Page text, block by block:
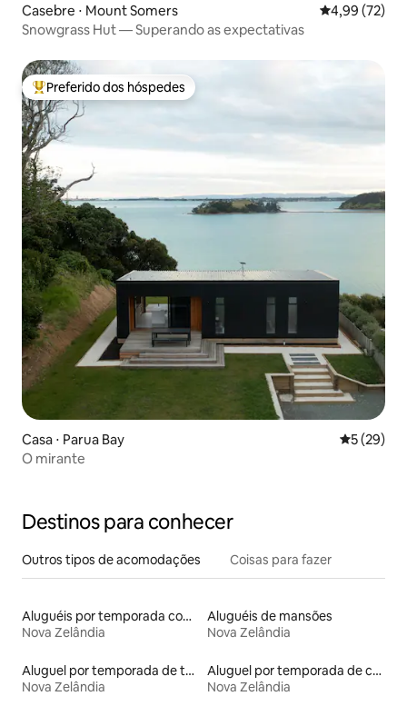
Casebre ⋅ Mount Somers 4,99 de uma
4,99 (72)
Snowgrass Hut — Superando as expectativas
Entre os melhores preferidos dos hóspedes
Preferido dos hóspedes
Casa ⋅ Parua Bay 5 de uma
5 (29)
O mirante
Destinos para conhecer
Outros tipos de acomodações Coisas para fazer
Aluguéis por temporada com acesso à praia
Nova Zelândia
Aluguéis de mansões
Nova Zelândia
Aluguel por temporada de tendas
Nova Zelândia
Aluguel por temporada de casas de hóspedes
Nova Zelândia